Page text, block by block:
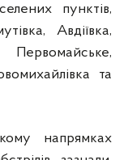
пунктів,
Авдіївка,
та
напрямках